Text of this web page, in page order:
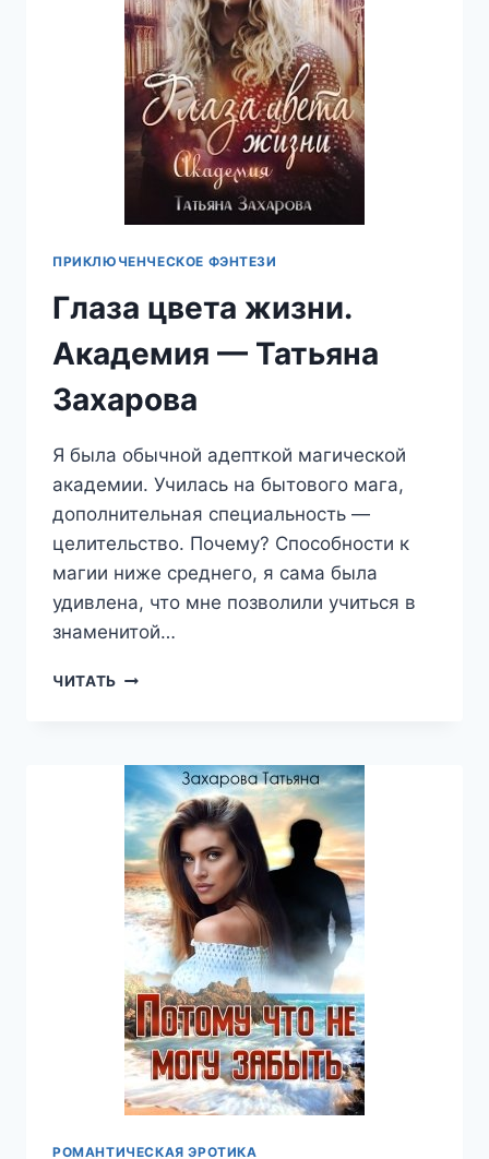
ПРИКЛЮЧЕНЧЕСКОЕ ФЭНТЕЗИ
Глаза цвета жизни.
Академия — Татьяна
Захарова
Я была обычной адепткой магической
академии. Училась на бытового мага,
дополнительная специальность —
целительство. Почему? Способности к
магии ниже среднего, я сама была
удивлена, что мне позволили учиться в
знаменитой…
ЧИТАТЬ ГЛАЗА
—
ТАТЬЯНА
ЗАХАРОВА
РОМАНТИЧЕСКАЯ ЭРОТИКА